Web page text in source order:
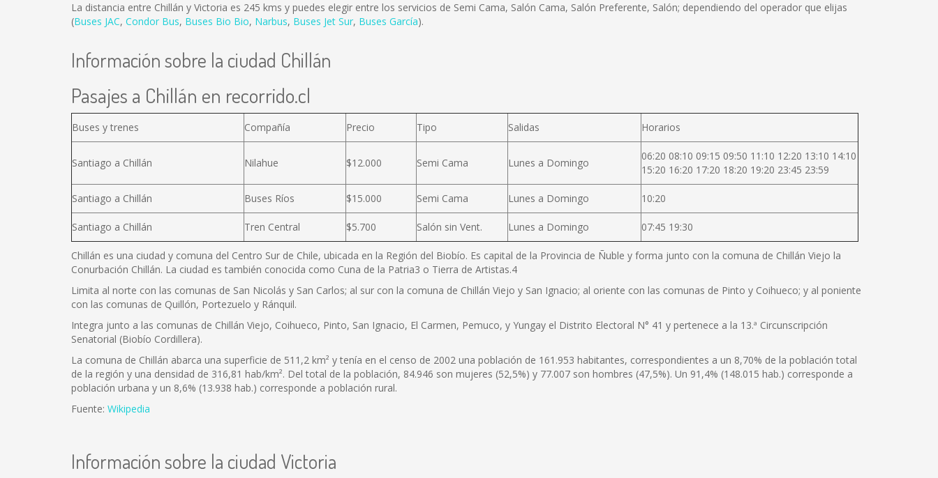
La distancia entre Chillán y Victoria es 245 kms y puedes elegir entre los servicios de Semi Cama, Salón Cama, Salón Preferente, Salón; dependiendo del operador que elijas
(Buses JAC, Condor Bus, Buses Bio Bio, Narbus, Buses Jet Sur, Buses García).
Información sobre la ciudad Chillán
Pasajes a Chillán en recorrido.cl
Buses y trenes Compañía Precio Tipo Salidas Horarios
Santiago a Chillán Nilahue $12.000 Semi Cama Lunes a Domingo
06:20 08:10 09:15 09:50 11:10 12:20 13:10 14:10
15:20 16:20 17:20 18:20 19:20 23:45 23:59
Santiago a Chillán Buses Ríos $15.000 Semi Cama Lunes a Domingo 10:20
Santiago a Chillán Tren Central $5.700 Salón sin Vent. Lunes a Domingo 07:45 19:30
Chillán es una ciudad y comuna del Centro Sur de Chile, ubicada en la Región del Biobío. Es capital de la Provincia de Ñuble y forma junto con la comuna de Chillán Viejo la
Conurbación Chillán. La ciudad es también conocida como Cuna de la Patria3 o Tierra de Artistas.4
Limita al norte con las comunas de San Nicolás y San Carlos; al sur con la comuna de Chillán Viejo y San Ignacio; al oriente con las comunas de Pinto y Coihueco; y al poniente
con las comunas de Quillón, Portezuelo y Ránquil.
Integra junto a las comunas de Chillán Viejo, Coihueco, Pinto, San Ignacio, El Carmen, Pemuco, y Yungay el Distrito Electoral N° 41 y pertenece a la 13.ª Circunscripción
Senatorial (Biobío Cordillera).
La comuna de Chillán abarca una superficie de 511,2 km² y tenía en el censo de 2002 una población de 161.953 habitantes, correspondientes a un 8,70% de la población total
de la región y una densidad de 316,81 hab/km². Del total de la población, 84.946 son mujeres (52,5%) y 77.007 son hombres (47,5%). Un 91,4% (148.015 hab.) corresponde a
población urbana y un 8,6% (13.938 hab.) corresponde a población rural.
Fuente: Wikipedia
Información sobre la ciudad Victoria